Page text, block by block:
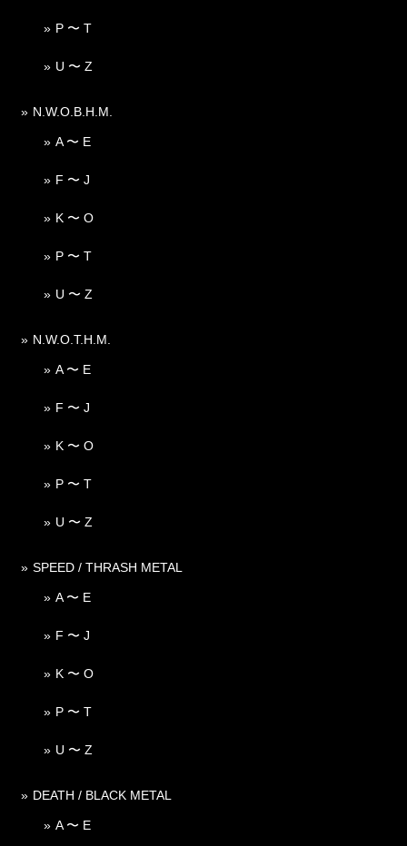
P 〜 T
U 〜 Z
N.W.O.B.H.M.
A 〜 E
F 〜 J
K 〜 O
P 〜 T
U 〜 Z
N.W.O.T.H.M.
A 〜 E
F 〜 J
K 〜 O
P 〜 T
U 〜 Z
SPEED / THRASH METAL
A 〜 E
F 〜 J
K 〜 O
P 〜 T
U 〜 Z
DEATH / BLACK METAL
A 〜 E